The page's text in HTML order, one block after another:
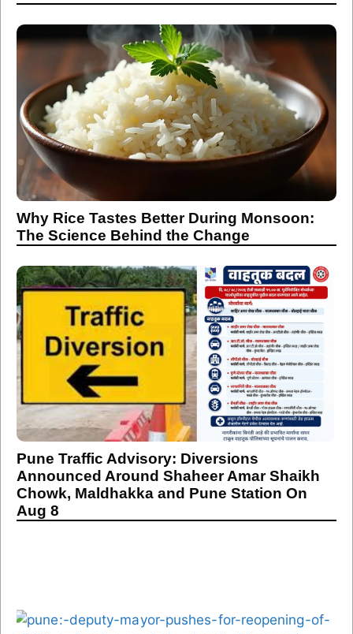
Why Rice Tastes Better During Monsoon:
The Science Behind the Change
Pune Traffic Advisory: Diversions
Announced Around Shaheer Amar Shaikh
Chowk, Maldhakka and Pune Station On
Aug 8